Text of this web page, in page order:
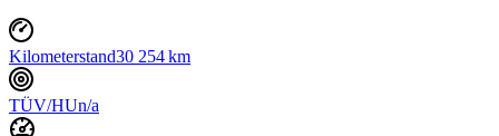
Kilometerstand30 254 km
TÜV/HUn/a